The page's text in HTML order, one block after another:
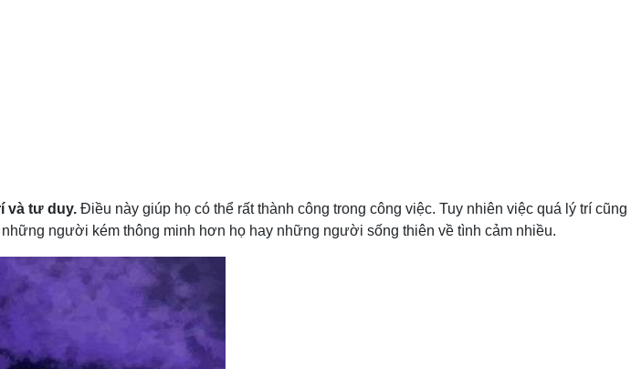
và tư duy. Điều này giúp họ có thể rất thành công trong công việc. Tuy nhiên việc quá lý trí cũng
người kém thông minh hơn họ hay những người sống thiên về tình cảm nhiều.